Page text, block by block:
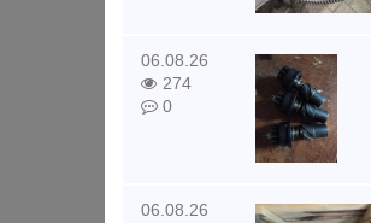
06.08.26
274
0
06.08.26